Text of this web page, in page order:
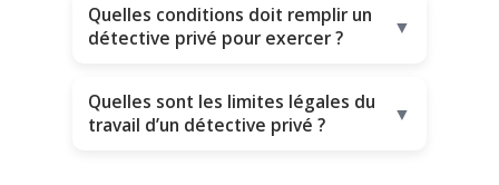
Quelles conditions doit remplir un
détective privé pour exercer ?
▼
Quelles sont les limites légales du
travail d’un détective privé ?
▼